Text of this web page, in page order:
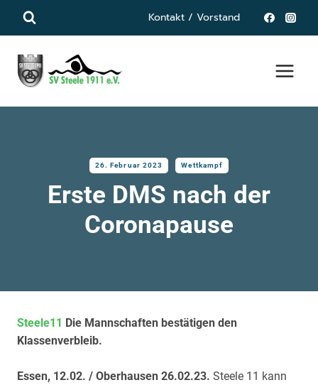
Inhalt
Kontakt / Vorstand
26. Februar 2023 Wettkampf
Erste DMS nach der
Coronapause
Steele11 Die Mannschaften bestätigen den
Klassenverbleib.
Essen, 12.02. / Oberhausen 26.02.23. Steele 11 kann